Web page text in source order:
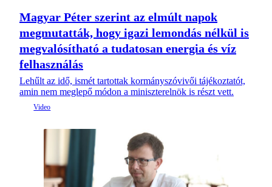
Magyar Péter szerint az elmúlt napok
megmutatták, hogy igazi lemondás nélkül is
megvalósítható a tudatosan energia és víz
felhasználás
Lehűlt az idő, ismét tartottak kormányszóvivői tájékoztatót,
amin nem meglepő módon a miniszterelnök is részt vett.